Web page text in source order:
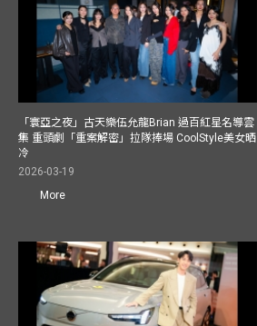
「寰亞之夜」古天樂伍允龍Brian 過百紅星名導雲
集 重頭劇「重案解密」拉隊捧場 CoolStyle美女晒
冷
2026-03-19
More